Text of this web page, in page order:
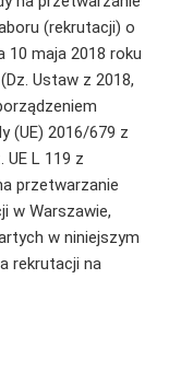
(rekrutacji) o
10 maja 2018 roku
Ustaw z 2018,
(UE) 2016/679 z
UE L 119 z
przetwarzanie
w Warszawie,
w niniejszym
rekrutacji na